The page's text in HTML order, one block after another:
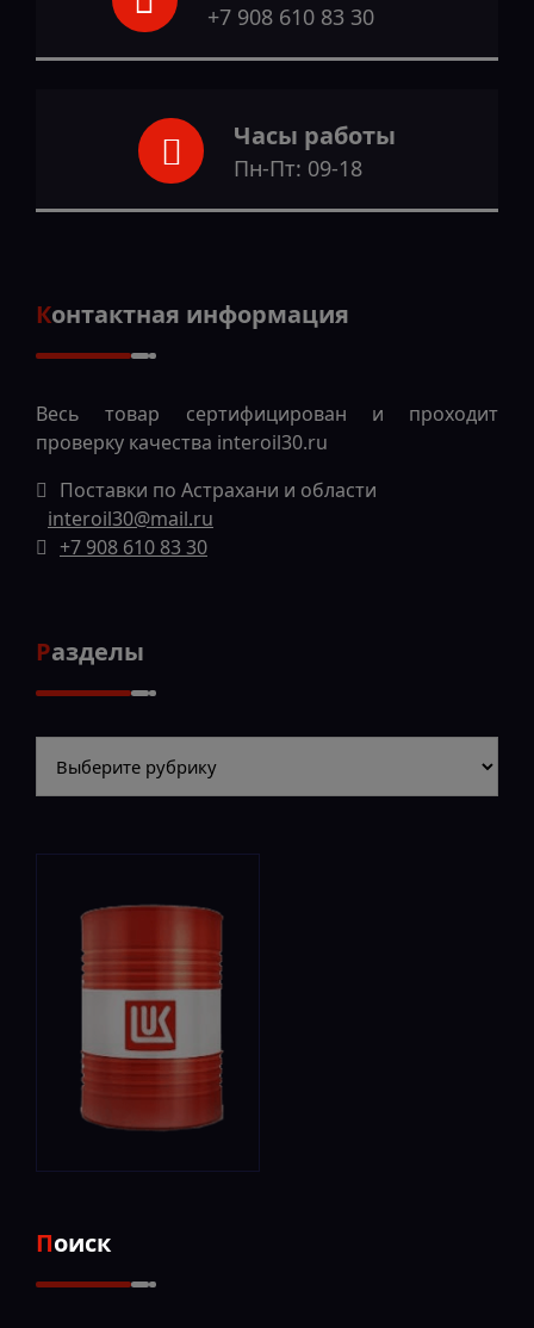
+7 908 610 83 30
Часы работы
Пн-Пт: 09-18
Контактная информация
Весь товар сертифицирован и проходит
проверку качества interoil30.ru
Поставки по Астрахани и области
interoil30@mail.ru
+7 908 610 83 30
Разделы
Поиск